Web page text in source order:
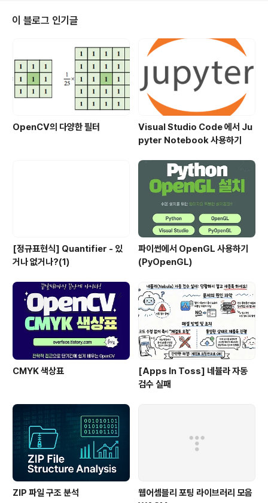
이 블로그 인기글
OpenCV의 다양한 필터
Visual Studio Code 에서 Ju
pyter Notebook 사용하기
[정규표현식] Quantifier - 있
거나 없거나?(1)
파이썬에서 OpenGL 사용하기
(PyOpenGL)
CMYK 색상표
[Apps In Toss] 네뷸라 자동
검수 실패
ZIP 파일 구조 분석
웹어셈블리 포팅 라이브러리 모음